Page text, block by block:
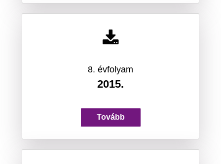
8. évfolyam
2015.
Tovább